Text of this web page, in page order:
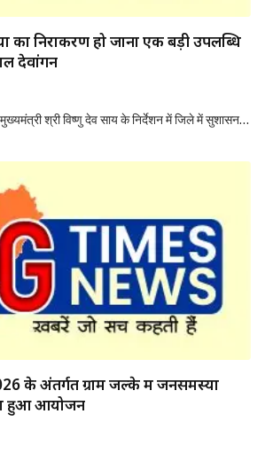
का निराकरण हो जाना एक बड़ी उपलब्धि
देवांगन
श्री विष्णु देव साय के निर्देशन में जिले में सुशासन…
के अंतर्गत ग्राम जल्के में जनसमस्या
हुआ आयोजन